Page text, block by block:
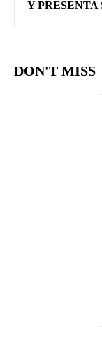
Y PRESENTA
DON'T MISS